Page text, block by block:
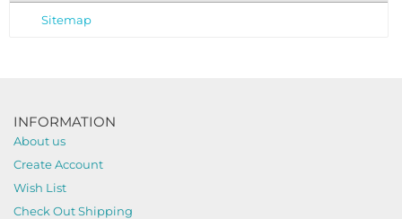
Sitemap
INFORMATION
About us
Create Account
Wish List
Check Out Shipping